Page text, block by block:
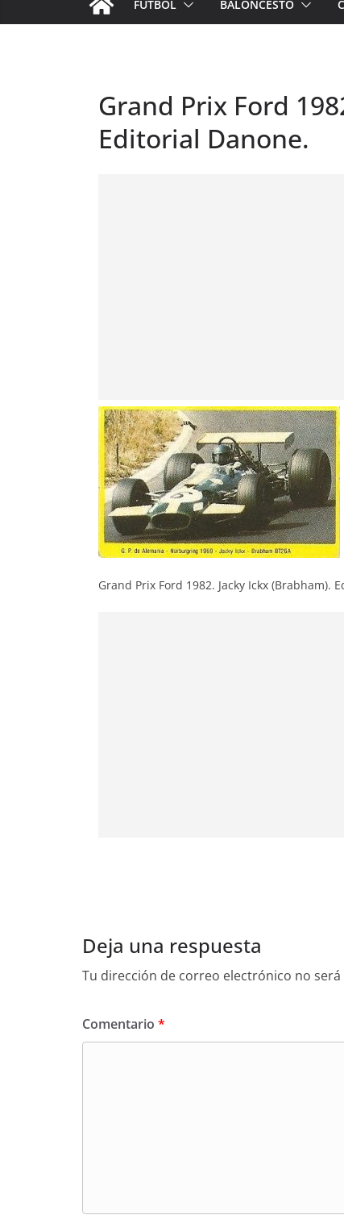
FÚTBOL BALONCESTO
Grand Prix Ford
Editorial Danone.
Grand Prix Ford 1982. Jacky Ickx (Brabham).
Deja una respuesta
Tu dirección de correo electrónico no será
Comentario *